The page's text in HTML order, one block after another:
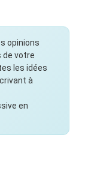
opinions
votre
les idées
à
en